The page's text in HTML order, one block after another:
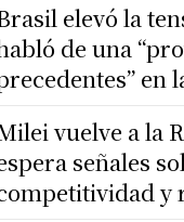
elevó la
de una
en
vuelve a la
señales
y